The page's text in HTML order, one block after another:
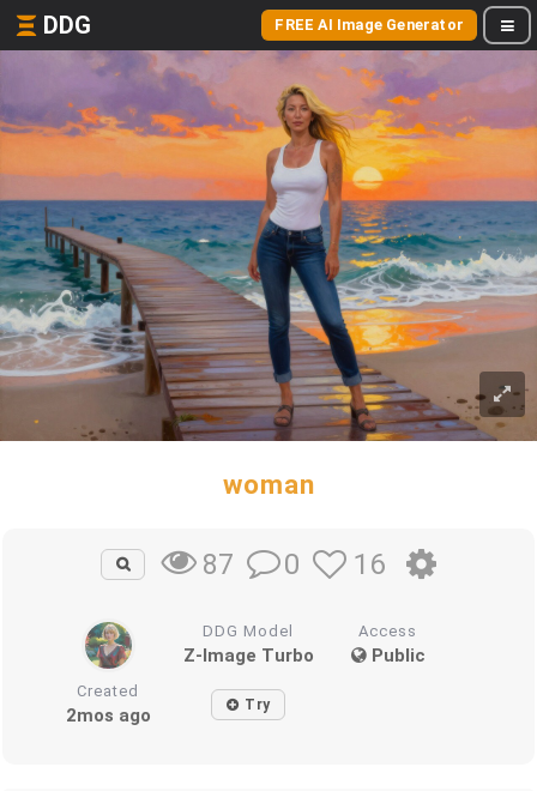
DDG FREE AI Image Generator
woman
87 0 16
DDG Model
Z-Image Turbo
Access
Public
Created
2mos ago Try